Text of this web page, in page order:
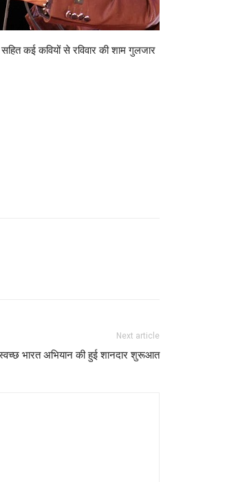
कई कवियों से रविवार की शाम गुलजार
Next article
भारत अभियान की हुई शानदार शुरूआत